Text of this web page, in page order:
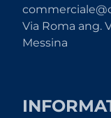
Via Roma ang.
Messina